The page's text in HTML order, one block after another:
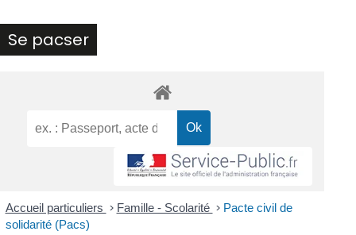
Se pacser
Accueil particuliers > Famille - Scolarité > Pacte civil de
solidarité (Pacs)